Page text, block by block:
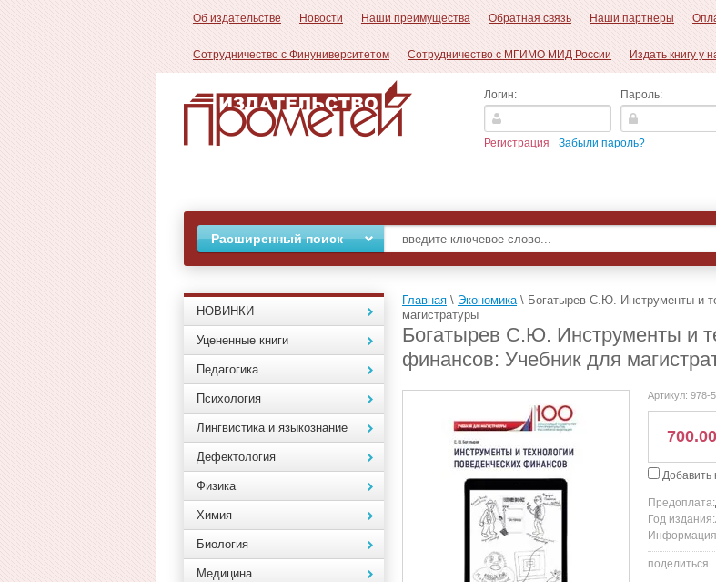
Об издательстве Новости Наши преимущества Обратная связь Наши партнеры
Сотрудничество с Финуниверситетом Сотрудничество с МГИМО МИД России Издать книгу у
Логин: Пароль:
Регистрация Забыли пароль?
Расширенный поиск
НОВИНКИ
Уцененные книги
Педагогика
Психология
Лингвистика и языкознание
Дефектология
Физика
Химия
Биология
Медицина
Главная \ Экономика\ Богатырев С.Ю. Инструменты и
магистратуры
Богатырев С.Ю. Инструменты и
финансов: Учебник для
Артикул: 978-
Добавить
Предоплата:
Год издания:
Информация
поделиться